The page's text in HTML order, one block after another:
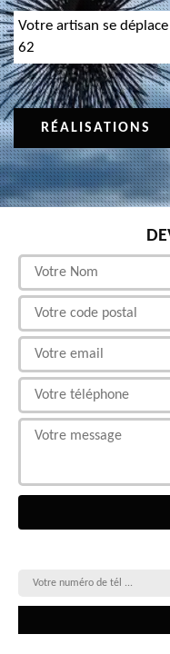
Votre artisan se
62
RÉALISATIONS